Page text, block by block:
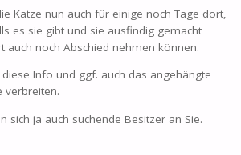
Katze nun auch für einige noch Tage dort,
es sie gibt und sie ausfindig gemacht
auch noch Abschied nehmen können.
Info und ggf. auch das angehängte
verbreiten.
sich ja auch suchende Besitzer an Sie.